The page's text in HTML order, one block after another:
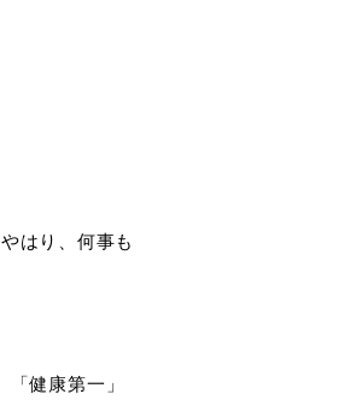
やはり、何事も
「健康第一」